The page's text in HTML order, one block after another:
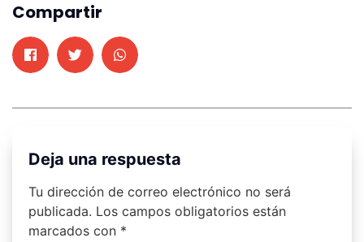
Compartir
Deja una respuesta
Tu dirección de correo electrónico no será
publicada. Los campos obligatorios están
marcados con *